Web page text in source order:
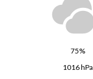
75%
1016 hPa